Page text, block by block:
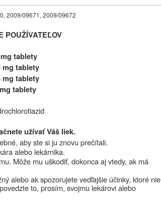
2009/09671, 2009/09672
POUŽÍVATEĽOV
tablety
mg tablety
mg tablety
tablety
užívať Váš liek.
aby ste si ju znovu prečítali.
alebo lekárnika.
Môže mu uškodiť, dokonca aj vtedy, ak má
alebo ak spozorujete vedľajšie účinky, ktoré nie
to, prosím, svojmu lekárovi alebo